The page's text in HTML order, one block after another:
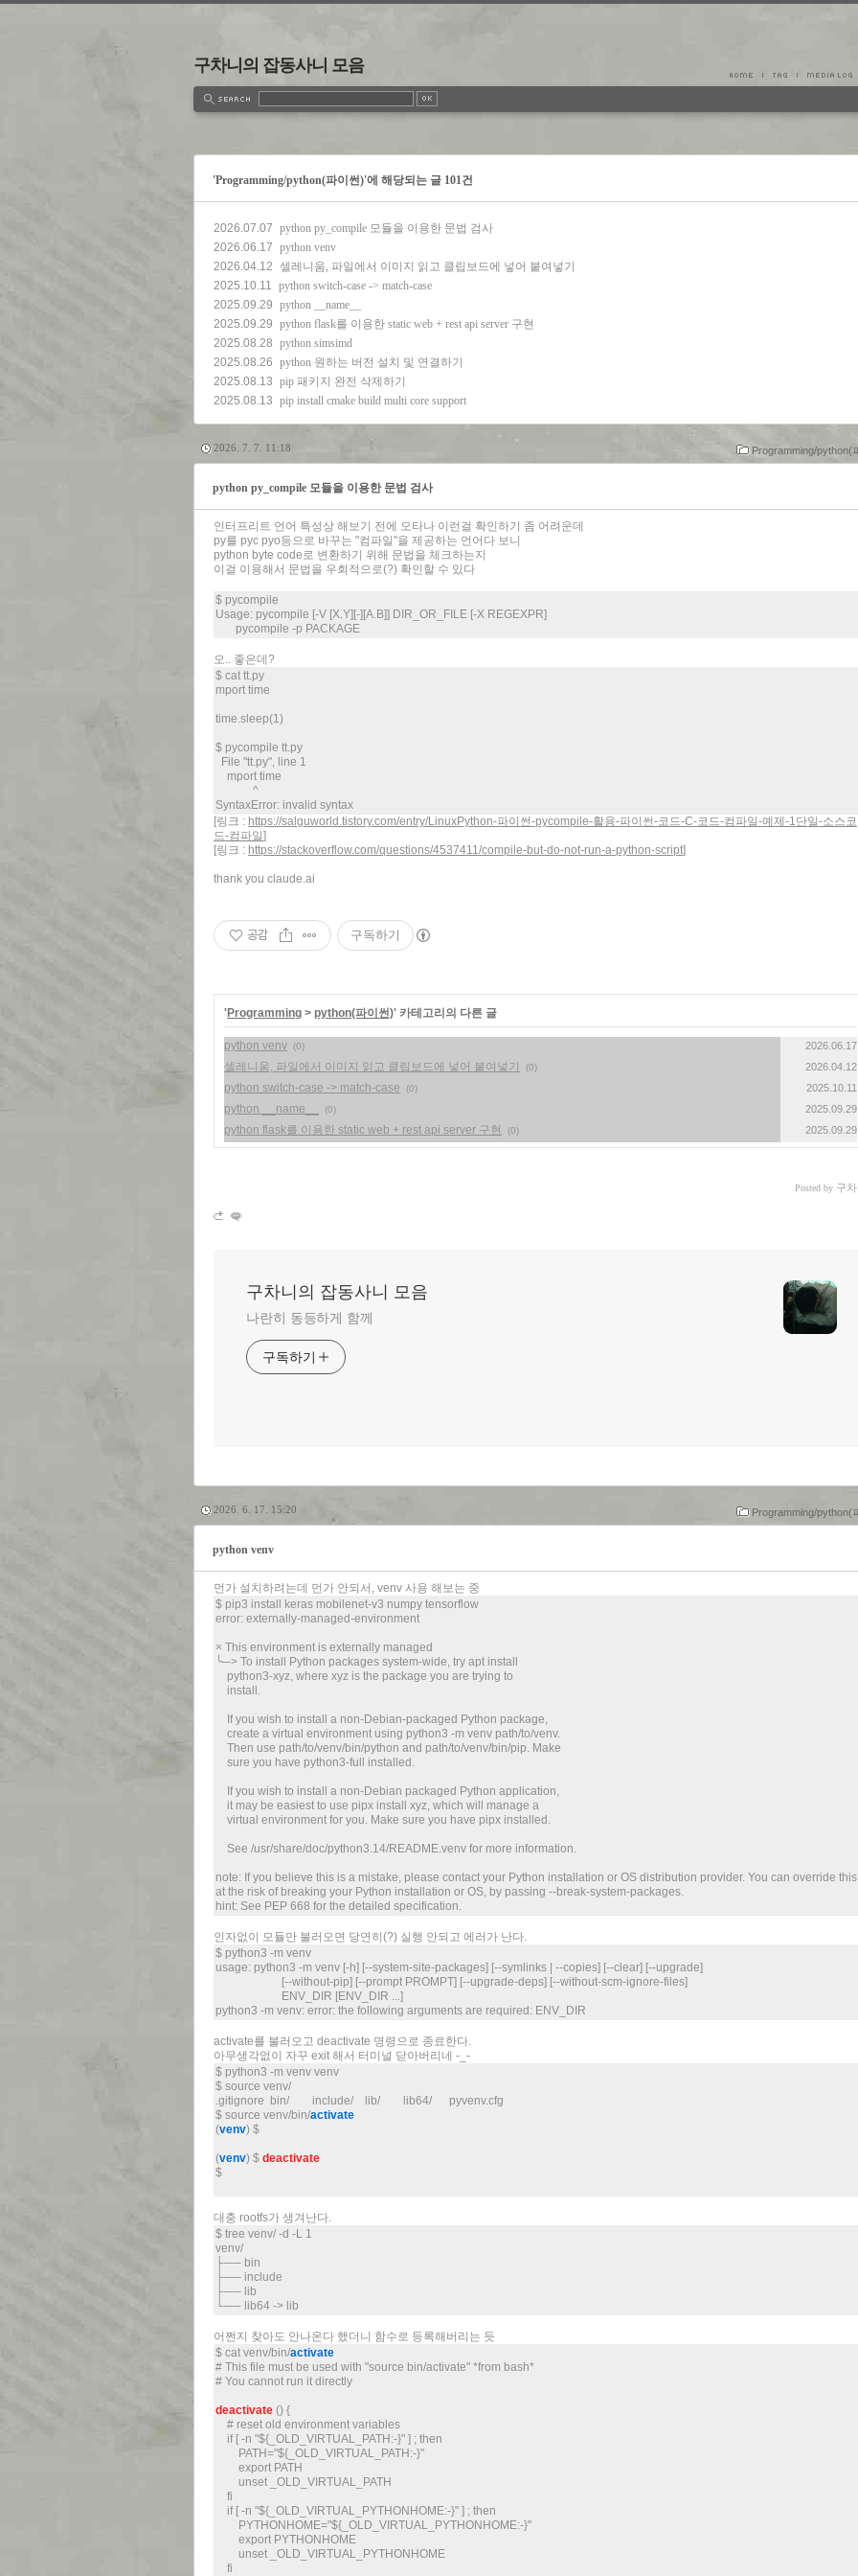
구차니의 잡동사니 모음
'Programming/python(파이썬)'에 해당되는 글 101건
2026.07.07 python py_compile 모듈을 이용한 문법 검사
2026.06.17 python venv
2026.04.12 셀레니움, 파일에서 이미지 읽고 클립보드에 넣어 붙여넣기
2025.10.11 python switch-case -> match-case
2025.09.29 python __name__
2025.09.29 python flask를 이용한 static web + rest api server 구현
2025.08.28 python simsimd
2025.08.26 python 원하는 버전 설치 및 연결하기
2025.08.13 pip 패키지 완전 삭제하기
2025.08.13 pip install cmake build multi core support
Programming/python(
2026. 7. 7. 11:18
python py_compile 모듈을 이용한 문법 검사
인터프리트 언어 특성상 해보기 전에 오타나 이런걸 확인하기 좀 어려운데
py를 pyc pyo등으로 바꾸는 "컴파일"을 제공하는 언어다 보니
python byte code로 변환하기 위해 문법을 체크하는지
이걸 이용해서 문법을 우회적으로(?) 확인할 수 있다
$ pycompile
Usage: pycompile [-V [X.Y][-][A.B]] DIR_OR_FILE [-X REGEXPR]
pycompile -p PACKAGE
오.. 좋은데?
$ cat tt.py
mport time
time.sleep(1)
$ pycompile tt.py
File "tt.py", line 1
mport time
^
SyntaxError: invalid syntax
[링크 : https://salguworld.tistory.com/entry/LinuxPython-파이썬-pycompile-활용-파이썬-코드-C-코드-컴파일-예제-1단일-소스코
드-컴파일 ]
[링크 : https://stackoverflow.com/questions/4537411/compile-but-do-not-run-a-python-script]
thank you claude.ai
공감 구독하기
'Programming > python(파이썬)' 카테고리의 다른 글
python venv (0) 2026.06.17
셀레니움, 파일에서 이미지 읽고 클립보드에 넣어 붙여넣기 (0) 2026.04.12
python switch-case -> match-case (0) 2025.10.11
python __name__ (0) 2025.09.29
python flask를 이용한 static web + rest api server 구현 (0) 2025.09.29
Posted by 구
구차니의 잡동사니 모음
나란히 동등하게 함께
구독하기
Programming/python(
2026. 6. 17. 15:20
python venv
먼가 설치하려는데 먼가 안되서, venv 사용 해보는 중
$ pip3 install keras mobilenet-v3 numpy tensorflow
error: externally-managed-environment
× This environment is externally managed
╰─> To install Python packages system-wide, try apt install
python3-xyz, where xyz is the package you are trying to
install.
If you wish to install a non-Debian-packaged Python package,
create a virtual environment using python3 -m venv path/to/venv.
Then use path/to/venv/bin/python and path/to/venv/bin/pip. Make
sure you have python3-full installed.
If you wish to install a non-Debian packaged Python application,
it may be easiest to use pipx install xyz, which will manage a
virtual environment for you. Make sure you have pipx installed.
See /usr/share/doc/python3.14/README.venv for more information.
note: If you believe this is a mistake, please contact your Python installation or OS distribution provider. You can override
at the risk of breaking your Python installation or OS, by passing --break-system-packages.
hint: See PEP 668 for the detailed specification.
인자없이 모듈만 불러오면 당연히(?) 실행 안되고 에러가 난다.
$ python3 -m venv
usage: python3 -m venv [-h] [--system-site-packages] [--symlinks | --copies] [--clear] [--upgrade]
[--without-pip] [--prompt PROMPT] [--upgrade-deps] [--without-scm-ignore-files]
ENV_DIR [ENV_DIR ...]
python3 -m venv: error: the following arguments are required: ENV_DIR
activate를 불러오고 deactivate 명령으로 종료한다.
아무생각없이 자꾸 exit 해서 터미널 닫아버리네 -_-
$ python3 -m venv venv
$ source venv/
.gitignore bin/ include/ lib/ lib64/ pyvenv.cfg
$ source venv/bin/activate
(venv) $
(venv) $ deactivate
$
대충 rootfs가 생겨난다.
$ tree venv/ -d -L 1
venv/
├── bin
├── include
├── lib
└── lib64 -> lib
어쩐지 찾아도 안나온다 했더니 함수로 등록해버리는 듯
$ cat venv/bin/activate
# This file must be used with "source bin/activate" *from bash*
# You cannot run it directly
deactivate () {
# reset old environment variables
if [ -n "${_OLD_VIRTUAL_PATH:-}" ] ; then
PATH="${_OLD_VIRTUAL_PATH:-}"
export PATH
unset _OLD_VIRTUAL_PATH
fi
if [ -n "${_OLD_VIRTUAL_PYTHONHOME:-}" ] ; then
PYTHONHOME="${_OLD_VIRTUAL_PYTHONHOME:-}"
export PYTHONHOME
unset _OLD_VIRTUAL_PYTHONHOME
fi